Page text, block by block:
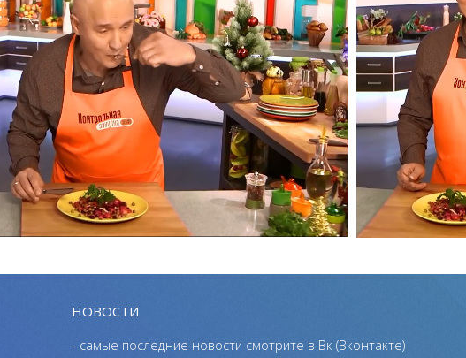
НОВОСТИ
- самые последние новости смотрите в Вк (Вконтакте)